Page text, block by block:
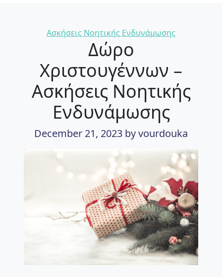
Categories
Ασκήσεις Νοητικής Ενδυνάμωσης
Δώρο
Χριστουγέννων –
Ασκήσεις Νοητικής
Ενδυνάμωσης
December 21, 2023 by vourdouka